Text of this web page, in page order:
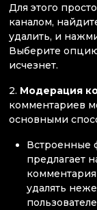
Для этого
каналом,
удалить, и
Выберите
исчезнет.
2. Модерация
комментариев
основными
Встроенные
предлагает
удалять